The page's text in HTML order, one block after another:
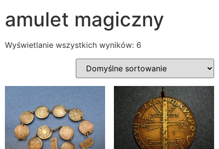
amulet magiczny
Wyświetlanie wszystkich wyników: 6